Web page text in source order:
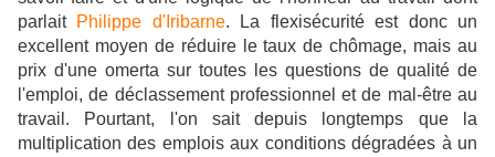
parlait Philippe d'Iribarne. La flexisécurité est donc un
excellent moyen de réduire le taux de chômage, mais au
prix d'une omerta sur toutes les questions de qualité de
l'emploi, de déclassement professionnel et de mal-être au
travail. Pourtant, l'on sait depuis longtemps que la
multiplication des emplois aux conditions dégradées à un